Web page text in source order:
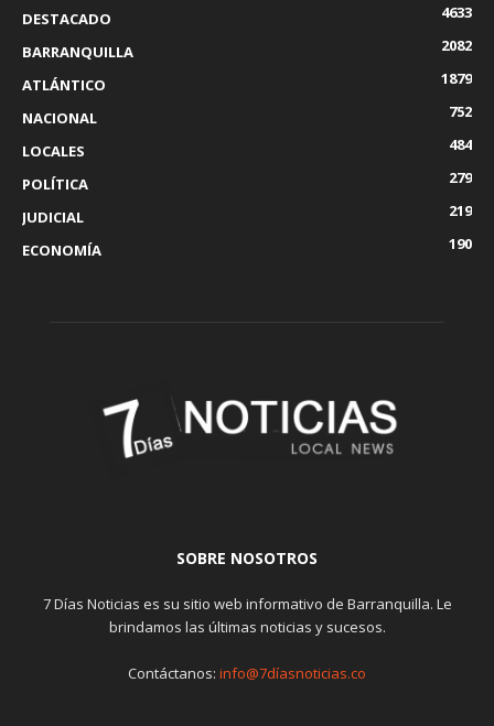
DESTACADO
4633
BARRANQUILLA
2082
ATLÁNTICO
1879
NACIONAL
752
LOCALES
484
POLÍTICA
279
JUDICIAL
219
ECONOMÍA
190
SOBRE NOSOTROS
7 Días Noticias es su sitio web informativo de Barranquilla. Le
brindamos las últimas noticias y sucesos.
Contáctanos: info@7díasnoticias.co